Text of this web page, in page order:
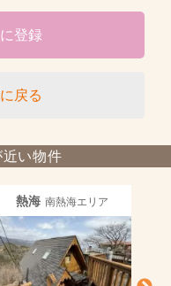
登録
戻る
い物件
熱海 南熱海エリア